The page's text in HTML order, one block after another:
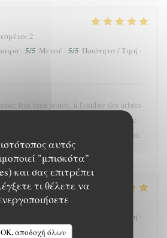
αυτός
"μπισκότα"
και σας επιτρέπει
τι θέλετε να
OK, αποδοχή όλων
2
: 5/5 Μενού : 5/5 Ποιότητα / Τιμή :
très bien située, à l'ombre des arbres
La proposition du jour était excellente.
enfant; elle a été servie très rapidement.
du jour originale
4
Ποιότητα / Τιμή :